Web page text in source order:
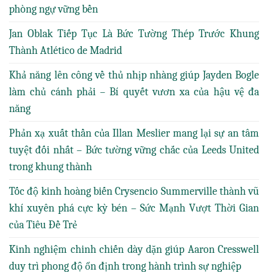
phòng ngự vững bền
Jan Oblak Tiếp Tục Là Bức Tường Thép Trước Khung
Thành Atlético de Madrid
Khả năng lên công về thủ nhịp nhàng giúp Jayden Bogle
làm chủ cánh phải – Bí quyết vươn xa của hậu vệ đa
năng
Phản xạ xuất thần của Illan Meslier mang lại sự an tâm
tuyệt đối nhất – Bức tường vững chắc của Leeds United
trong khung thành
Tốc độ kinh hoàng biến Crysencio Summerville thành vũ
khí xuyên phá cực kỳ bén – Sức Mạnh Vượt Thời Gian
của Tiêu Đề Trẻ
Kinh nghiệm chinh chiến dày dặn giúp Aaron Cresswell
duy trì phong độ ổn định trong hành trình sự nghiệp